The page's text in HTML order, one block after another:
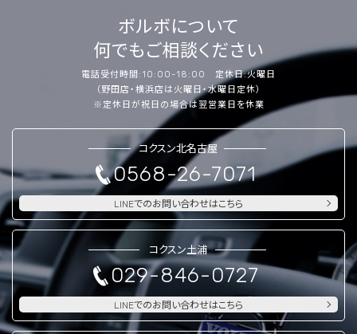
ボルボについて
何でもご相談ください
電話受付時間:10:00-18:00 定休日:火曜日
（野田店・横浜店は火曜日・水曜日定休）
※定休日が祝日の場合は翌営業日を休業
コクスン北名古屋
0568-26-7071
LINEでのお問い合わせはこちら
コクスン土浦
029-846-0727
LINEでのお問い合わせはこちら